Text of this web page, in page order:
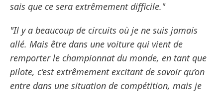
sais que ce sera extrêmement difficile."
"Il y a beaucoup de circuits où je ne suis jamais
allé. Mais être dans une voiture qui vient de
remporter le championnat du monde, en tant que
pilote, c’est extrêmement excitant de savoir qu’on
entre dans une situation de compétition, mais je